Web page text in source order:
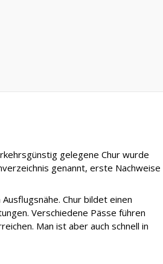
gelegene Chur wurde
genannt, erste Nachweise
. Chur bildet einen
Verschiedene Pässe führen
Man ist aber auch schnell in